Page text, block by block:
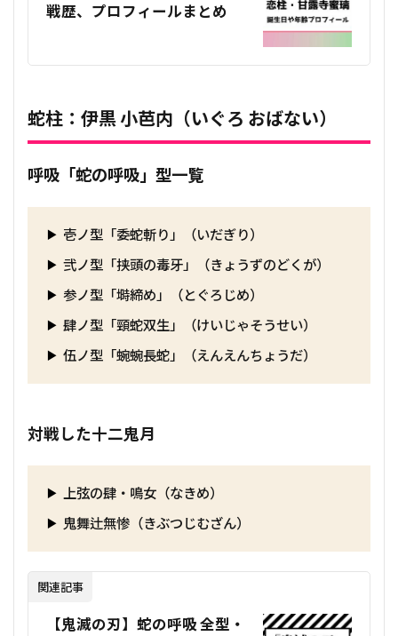
戦歴、プロフィールまとめ
蛇柱：伊黒 小芭内（いぐろ おばない）
呼吸「蛇の呼吸」型一覧
壱ノ型「委蛇斬り」（いだぎり）
弐ノ型「挟頭の毒牙」（きょうずのどくが）
参ノ型「塒締め」（とぐろじめ）
肆ノ型「頸蛇双生」（けいじゃそうせい）
伍ノ型「蜿蜿長蛇」（えんえんちょうだ）
対戦した十二鬼月
上弦の肆・鳴女（なきめ）
鬼舞辻無惨（きぶつじむざん）
関連記事
【鬼滅の刃】蛇の呼吸 全型・